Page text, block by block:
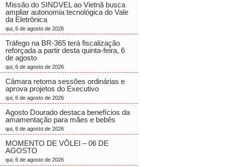
Missão do SINDVEL ao Vietnã busca
ampliar autonomia tecnológica do Vale
da Eletrônica
qui, 6 de agosto de 2026
Tráfego na BR-365 terá fiscalização
reforçada a partir desta quinta-feira, 6
de agosto
qui, 6 de agosto de 2026
Câmara retoma sessões ordinárias e
aprova projetos do Executivo
qui, 6 de agosto de 2026
Agosto Dourado destaca benefícios da
amamentação para mães e bebês
qui, 6 de agosto de 2026
MOMENTO DE VÔLEI – 06 DE
AGOSTO
qui, 6 de agosto de 2026